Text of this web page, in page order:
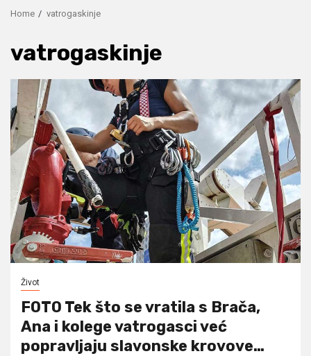
Home vatrogaskinje
vatrogaskinje
Život
FOTO Tek što se vratila s Brača,
Ana i kolege vatrogasci već
popravljaju slavonske krovove…